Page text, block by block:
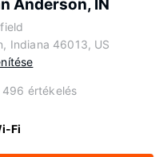
Anderson, IN
Indiana 46013, US
496 értékelés
Fi